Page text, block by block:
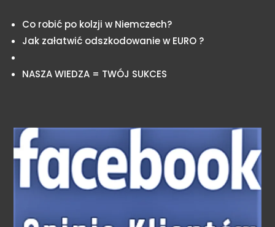
Co robić po kolzji w Niemczech?
Jak załatwić odszkodowanie w EURO ?
NASZA WIEDZA = TWÓJ SUKCES